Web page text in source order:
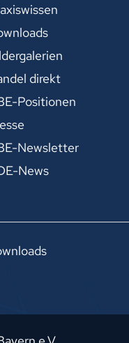
direkt
Positionen
Newsletter
News